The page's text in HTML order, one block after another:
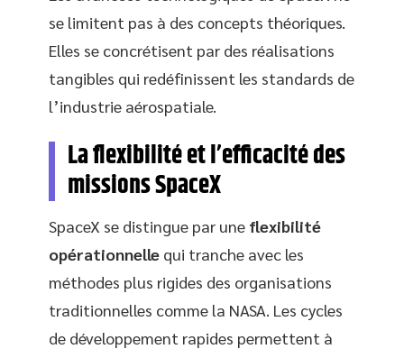
se limitent pas à des concepts théoriques.
Elles se concrétisent par des réalisations
tangibles qui redéfinissent les standards de
l’industrie aérospatiale.
La flexibilité et l’efficacité des
missions SpaceX
SpaceX se distingue par une flexibilité
opérationnelle qui tranche avec les
méthodes plus rigides des organisations
traditionnelles comme la NASA. Les cycles
de développement rapides permettent à